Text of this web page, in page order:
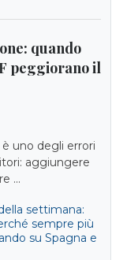
quando
peggiorano il
è uno degli errori
aggiungere
...
settimana:
sempre più
su Spagna e